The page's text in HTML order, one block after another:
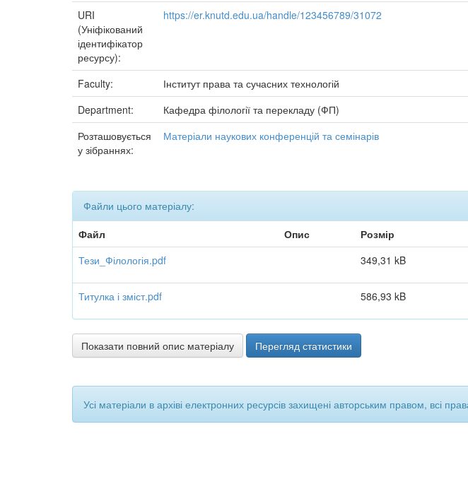
URI
(Уніфікований
ідентифікатор
ресурсу):
https://er.knutd.edu.ua/handle/123456789/31072
Faculty:
Інститут права та сучасних технологій
Department:
Кафедра філології та перекладу (ФП)
Розташовується
у зібраннях:
Матеріали наукових конференцій та семінарів
Файли цього матеріалу:
Файл
Опис Розмір
Тези_Філологія.pdf
349,31 kB
Титулка і зміст.pdf 586,93 kB
Показати повний опис матеріалу Перегляд статистики
Усі матеріали в архіві електронних ресурсів захищені авторським правом, всі